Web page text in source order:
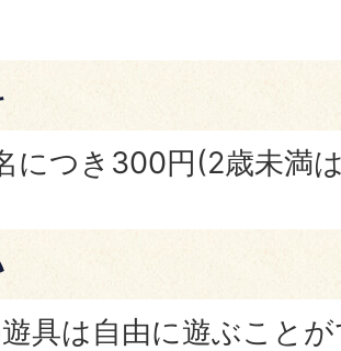
につき300円(2歳未満
具は自由に遊ぶこと